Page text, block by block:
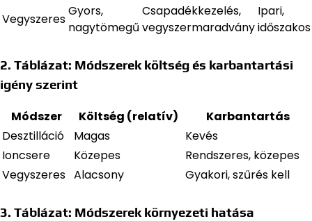
Vegyszeres
Gyors,
nagytömegű
Csapadékkezelés,
vegyszermaradvány
Ipari,
időszakos
2. Táblázat: Módszerek költség és karbantartási
igény szerint
Módszer Költség (relatív)
Karbantartás
Desztilláció
Magas
Kevés
Ioncsere
Közepes
Rendszeres, közepes
Vegyszeres Alacsony Gyakori, szűrés kell
3. Táblázat: Módszerek környezeti hatása